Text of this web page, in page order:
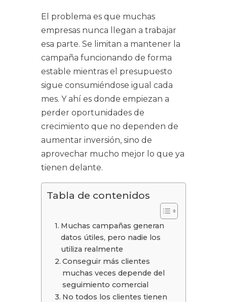
El problema es que muchas
empresas nunca llegan a trabajar
esa parte. Se limitan a mantener la
campaña funcionando de forma
estable mientras el presupuesto
sigue consumiéndose igual cada
mes. Y ahí es donde empiezan a
perder oportunidades de
crecimiento que no dependen de
aumentar inversión, sino de
aprovechar mucho mejor lo que ya
tienen delante.
Tabla de contenidos
Muchas campañas generan
datos útiles, pero nadie los
utiliza realmente
Conseguir más clientes
muchas veces depende del
seguimiento comercial
No todos los clientes tienen